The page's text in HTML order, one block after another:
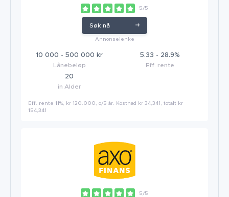
5/5
Søk nå
Annonselenke
10 000 - 500 000 kr
Lånebeløp
5.33 - 28.9%
Eff. rente
20
in Alder
Eff. rente 11%, kr 120.000, o/5 år. Kostnad kr 34,341, totalt kr
154,341
5/5